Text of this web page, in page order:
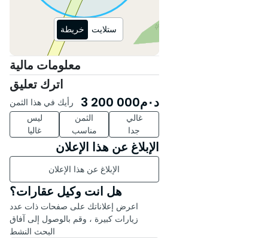
خريطة ستلايت
معلومات مالية
اترك تعليق
رأيك في هذا الثمن 3 200 000 د٠م
ليس
غاليا
الثمن
مناسب
غالي
جدا
الإبلاغ عن هذا الإعلان
الإبلاغ عن هذا الإعلان
هل انت وكيل عقارات؟
اعرض إعلاناتك على صفحات ذات عدد
زيارات كبيرة ، وقم بالوصول إلى آفاق
البحث النشط